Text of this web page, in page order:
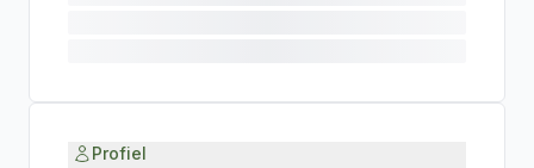
Profiel